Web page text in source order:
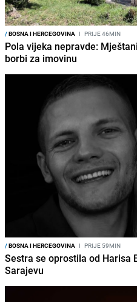
/BOSNA I HERCEGOVINA I PRIJE 46MIN
Pola vijeka nepravde:
borbi za imovinu
/BOSNA I HERCEGOVINA I PRIJE 59MIN
Sestra se oprostila od Harisa
Sarajevu